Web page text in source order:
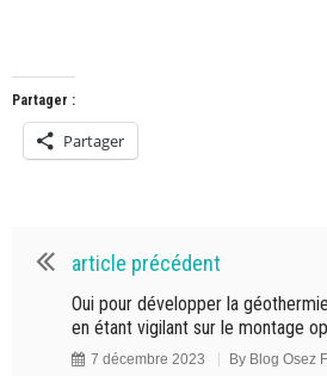
Partager :
Partager
article précédent
Oui pour développer la
en étant vigilant sur le montage
7 décembre 2023 By Blog Osez